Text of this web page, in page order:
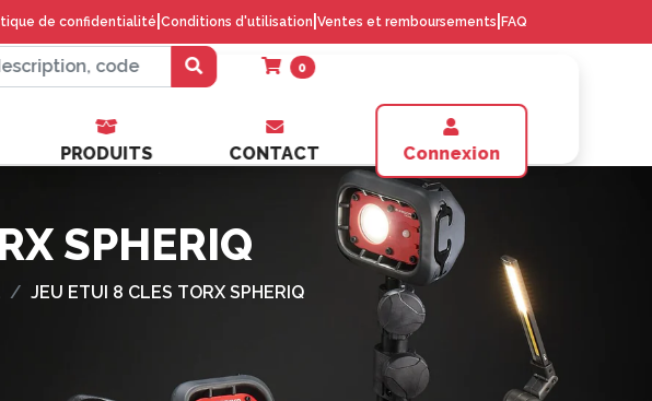
de confidentialité Conditions d'utilisation Ventes et remboursements FAQ
0
PRODUITS CONTACT Connexion
SPHERIQ
JEU ETUI 8 CLES TORX SPHERIQ